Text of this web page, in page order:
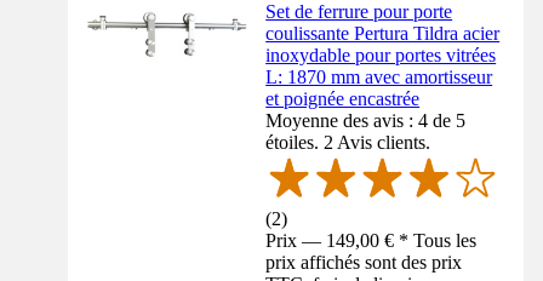
Set de ferrure pour porte
coulissante Pertura Tildra acier
inoxydable pour portes vitrées
L: 1870 mm avec amortisseur
et poignée encastrée
Moyenne des avis : 4 de 5
étoiles. 2 Avis clients.
(2)
Prix — 149,00 € * Tous les
prix affichés sont des prix